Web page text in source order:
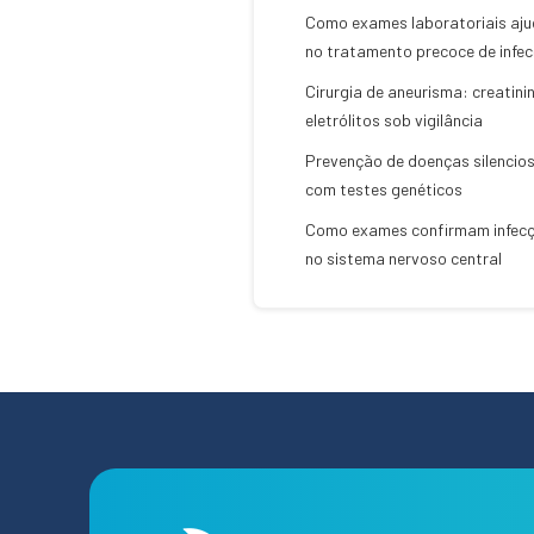
Como exames laboratoriais
no tratamento precoce de
Cirurgia de aneurisma:
eletrólitos sob vigilância
Prevenção de doenças
com testes genéticos
Como exames confirmam
no sistema nervoso central